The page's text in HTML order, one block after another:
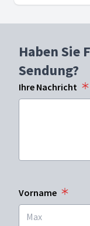
Haben Sie
Sendung?
Ihre Nachricht
Vorname